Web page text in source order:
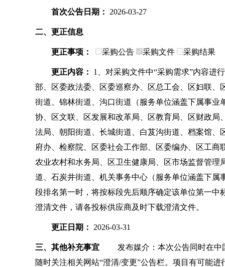
首次公告日期： 2026-03-27
二、更正信息
更正事项： 采购公告 采购文件 采购结果
更正内容：
1、对采购文件中“采购需求”内容进
部、区委政法委、区委巡察办、区总工会、区妇联
街道、锦林街道、沟口街道（服务单位涵盖下属事
协、区文联、区发展和改革局、区教育局、区财政
法局、朝阳街道、长城街道、白芨沟街道、档案馆
府办、检察院、区委社会工作部、区委编办、区工
农业农村和水务局、区卫生健康局、区市场监督管
道、石炭井街道、机关事务中心（服务单位涵盖下
段排名第一时，将按标段先后顺序确定该单位第一
澄清文件，请各投标供应商及时下载澄清文件。
更正日期： 2026-03-31
三、其他补充事宜发布媒介：本次公告同时在中国
随时关注相关网站“澄清/变更”公告栏。项目有可能